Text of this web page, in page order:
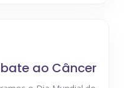
ao Câncer